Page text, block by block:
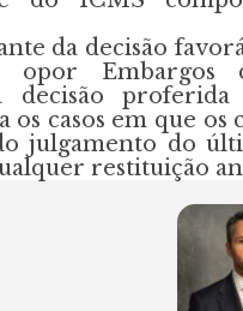
da decisão
opor Embargos
decisão
os casos em que
julgamento do
restituição